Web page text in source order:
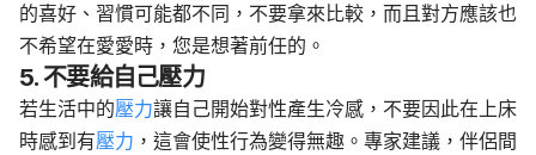
的喜好、習慣可能都不同，不要拿來比較，而且對方應該也
不希望在愛愛時，您是想著前任的。
5. 不要給自己壓力
若生活中的壓力讓自己開始對性產生冷感，不要因此在上床
時感到有壓力 ，這會使性行為變得無趣。專家建議，伴侶間